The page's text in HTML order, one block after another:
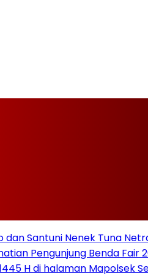
Santuni Nenek Tuna
Pengunjung Benda Fair
H di halaman Mapolsek